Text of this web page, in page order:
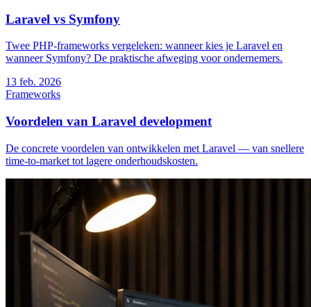
Laravel vs Symfony
Twee PHP-frameworks vergeleken: wanneer kies je Laravel en
wanneer Symfony? De praktische afweging voor ondernemers.
13 feb. 2026
Frameworks
Voordelen van Laravel development
De concrete voordelen van ontwikkelen met Laravel — van snellere
time-to-market tot lagere onderhoudskosten.